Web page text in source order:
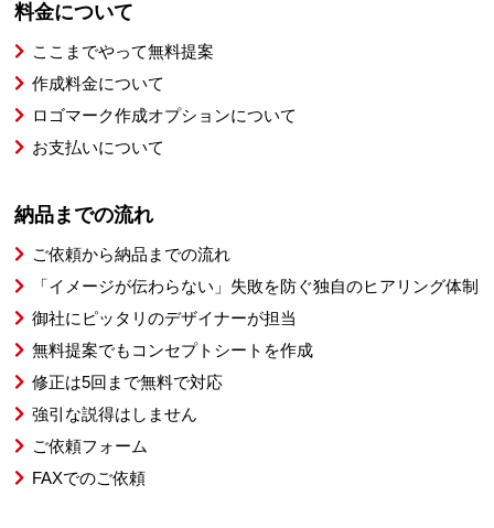
料金について
ここまでやって無料提案
作成料金について
ロゴマーク作成オプションについて
お支払いについて
納品までの流れ
ご依頼から納品までの流れ
「イメージが伝わらない」失敗を防ぐ独自のヒアリング体制
御社にピッタリのデザイナーが担当
無料提案でもコンセプトシートを作成
修正は5回まで無料で対応
強引な説得はしません
ご依頼フォーム
FAXでのご依頼